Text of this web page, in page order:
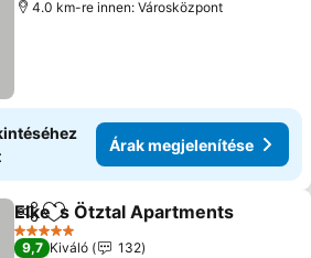
4.0 km-re innen: Városközpont
Árak megjelenítése
Megosztás
Hozzáadás a kedvencekhez
Elke`s Ötztal Apartments
5 Kategória
9,7 Kiváló
132